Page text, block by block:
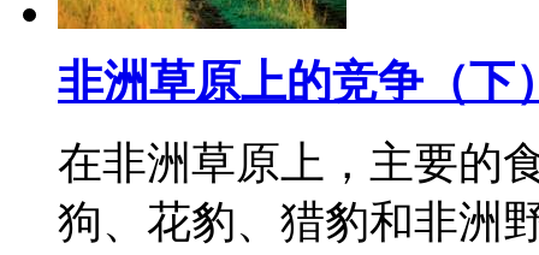
非洲草原上的竞争（下
在非洲草原上，主要
狗、花豹、猎豹和非洲